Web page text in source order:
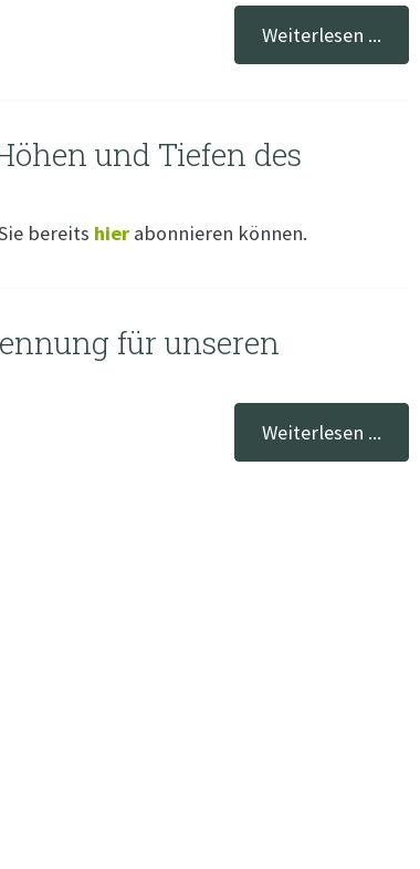
Weiterlesen ...
und Tiefen des
bereits hierabonnieren können.
für unseren
Weiterlesen ...